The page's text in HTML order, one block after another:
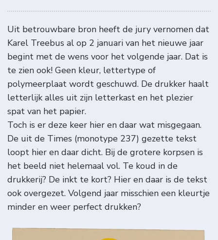
Uit betrouwbare bron heeft de jury vernomen dat
Karel Treebus al op 2 januari van het nieuwe jaar
begint met de wens voor het volgende jaar. Dat is
te zien ook! Geen kleur, lettertype of
polymeerplaat wordt geschuwd. De drukker haalt
letterlijk alles uit zijn letterkast en het plezier
spat van het papier.
Toch is er deze keer hier en daar wat misgegaan.
De uit de Times (monotype 237) gezette tekst
loopt hier en daar dicht. Bij de grotere korpsen is
het beeld niet helemaal vol. Te koud in de
drukkerij? De inkt te kort? Hier en daar is de tekst
ook overgezet. Volgend jaar misschien een kleurtje
minder en weer perfect drukken?